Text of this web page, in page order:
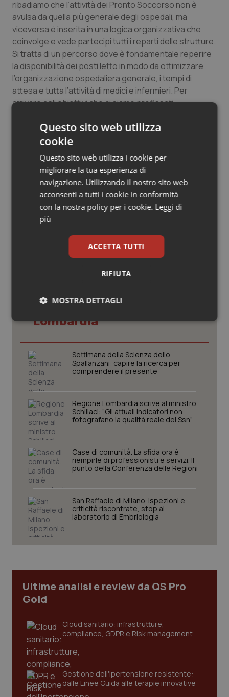
Salute orale & impianti
Sangue & coagulazione
Tiroide
Tumore al seno
Tumori del Polmone & Testa Collo
Tumori gastrointestinali
Ulcera & Reflusso
Vaccini
ribadiamo che l’attività dei Pronto Soccorso non è
avulsa da quella più generale degli ospedali, ma
viceversa è inserita in una logica organizzativa che
coinvolge e vede partecipi tutti i reparti delle strutture.
Si tratta di un percorso dove è fondamentale reperire
la disponibilità dei posti letto in modo da ottimizzare
l’organizzazione ospedaliera generale, i tempi di
attesa e tutta l’attività di medici e infermieri. Per
arrivare agli obiettivi che ci siamo prefissati
nuove ‘figure’ come il Bed manager e il nucleo
aziendale che si dedicheranno alla gestione dei
ricoveri di area medica”.
06 Settembre 2022
© Riproduzione riservata
Potrebbe interessarti in
Lombardia
Settimana della Scienza dello
Spallanzani: capire la ricerca per
comprendere il presente
Regione Lombardia scrive al ministro
Schillaci: “Gli attuali indicatori non
fotografano la qualità reale del Ssn”
Case di comunità. La sfida ora è
riempirle di professionisti e servizi. Il
punto della Conferenza delle Regioni
San Raffaele di Milano. Ispezioni e
criticità riscontrate, stop al
laboratorio di Embriologia
Ultime analisi e review da QS Pro
Gold
Cloud sanitario: infrastrutture,
compliance, GDPR e Risk management
Gestione dell'Ipertensione resistente:
dalle Linee Guida alle terapie innovative
Questo sito web utilizza
cookie
Questo sito web utilizza i cookie per
migliorare la tua esperienza di
navigazione. Utilizzando il nostro sito web
acconsenti a tutti i cookie in conformità
con la nostra policy per i cookie. Leggi di
più
ACCETTA TUTTI
RIFIUTA
MOSTRA DETTAGLI
Necessari Statistici Marketing
Necessari Statistici Marketing
I cookie necessari contribuiscono a rendere fruibile il
sito web abilitandone funzionalità di base quali la
navigazione sulle pagine e l'accesso alle aree
protette del sito. Il sito web non è in grado di
Nome
Fornitore/ Dominio
VISITOR_PRIVACY_METADATA
CookieScriptConsent